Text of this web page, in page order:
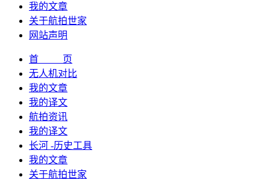
我的文章
关于航拍世家
网站声明
首 页
无人机对比
我的文章
我的译文
航拍资讯
我的译文
长河 -历史工具
我的文章
关于航拍世家